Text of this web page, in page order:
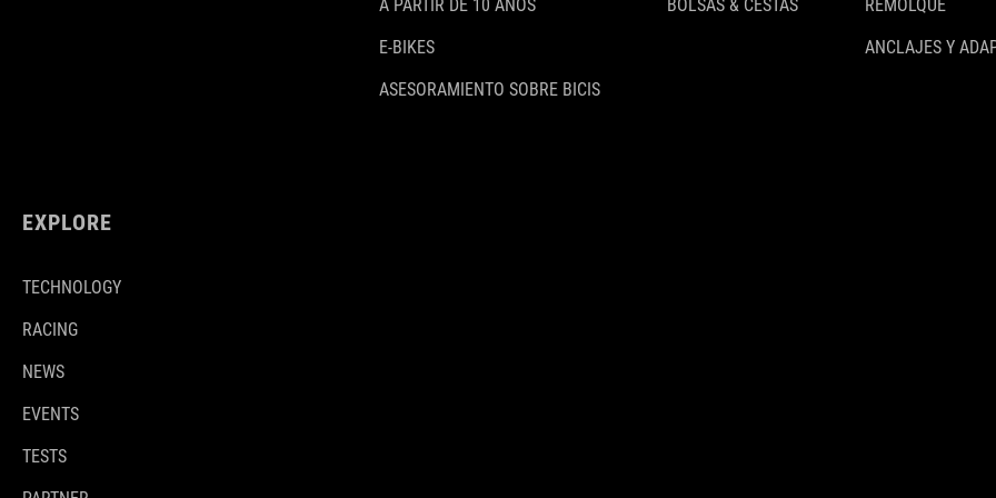
A PARTIR DE 10 AÑOS
E-BIKES
ASESORAMIENTO SOBRE BICIS
BOLSAS & CESTAS
REMOLQUE
ANCLAJES Y
EXPLORE
TECHNOLOGY
RACING
NEWS
EVENTS
TESTS